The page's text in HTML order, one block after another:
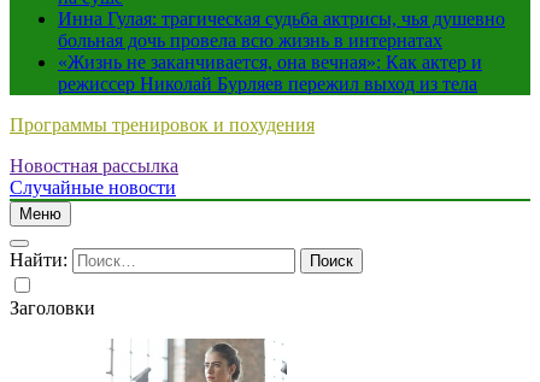
Инна Гулая: трагическая судьба актрисы, чья душевно
больная дочь провела всю жизнь в интернатах
«Жизнь не заканчивается, она вечная»: Как актер и
режиссер Николай Бурляев пережил выход из тела
Программы тренировок и похудения
Новостная рассылка
Случайные новости
Меню
Найти:
Заголовки